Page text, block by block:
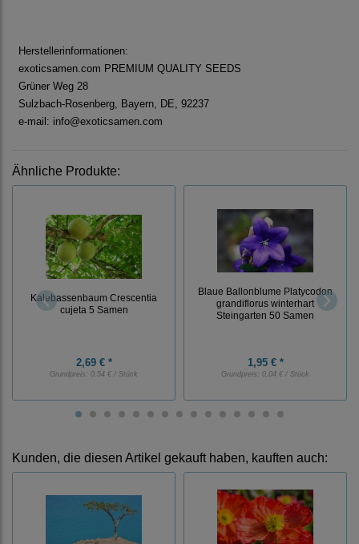
Herstellerinformationen:
exoticsamen.com PREMIUM QUALITY SEEDS
Grüner Weg 28
Sulzbach-Rosenberg, Bayern, DE, 92237
e-mail: info@exoticsamen.com
Ähnliche Produkte:
Kalebassenbaum Crescentia
cujeta 5 Samen
2,69 € *
Grundpreis: 0,54 € / Stück
Blaue Ballonblume Platycodon
grandiflorus winterhart
Steingarten 50 Samen
1,95 € *
Grundpreis: 0,04 € / Stück
Kunden, die diesen Artikel gekauft haben, kauften auch: